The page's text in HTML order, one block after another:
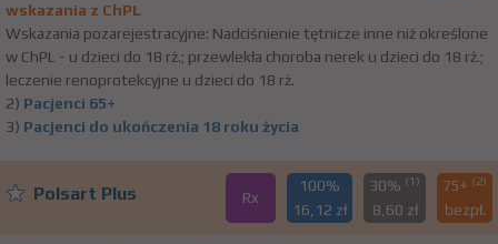
wskazania z ChPL
Wskazania pozarejestracyjne: Nadciśnienie tętnicze inne niż określone
w ChPL - u dzieci do 18 rż.; przewlekła choroba nerek u dzieci do 18 rż.;
leczenie renoprotekcyjne u dzieci do 18 rż.
2) Pacjenci 65+
3) Pacjenci do ukończenia 18 roku życia
Polsart Plus Rx
100%
16,12 zł
30% (1)
8,60 zł
75+ (2)
bezpł.